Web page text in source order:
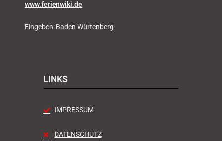
www.ferienwiki.de
Eingeben: Baden Würtenberg
LINKS
IMPRESSUM
DATENSCHUTZ